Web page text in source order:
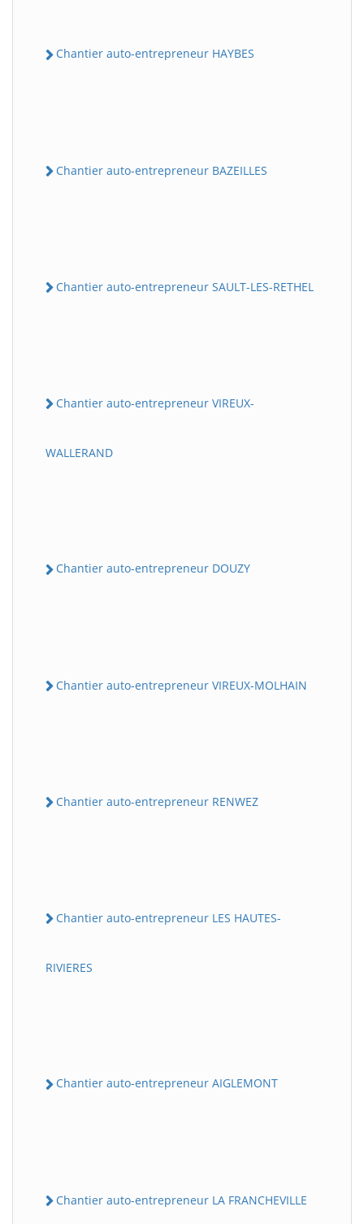
Chantier auto-entrepreneur HAYBES
Chantier auto-entrepreneur BAZEILLES
Chantier auto-entrepreneur SAULT-LES-RETHEL
Chantier auto-entrepreneur VIREUX-
WALLERAND
Chantier auto-entrepreneur DOUZY
Chantier auto-entrepreneur VIREUX-MOLHAIN
Chantier auto-entrepreneur RENWEZ
Chantier auto-entrepreneur LES HAUTES-
RIVIERES
Chantier auto-entrepreneur AIGLEMONT
Chantier auto-entrepreneur LA FRANCHEVILLE